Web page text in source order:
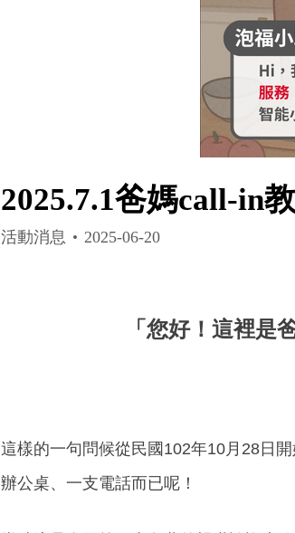
2025.7.1爸媽call-in
活動消息 2025-06-20
「您好！這裡是
這樣的一句問候從民國102年10月28日
辦公桌、一支電話而已呢！